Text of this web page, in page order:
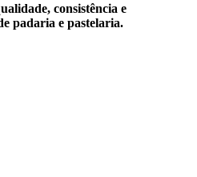
consistência e
padaria e pastelaria.